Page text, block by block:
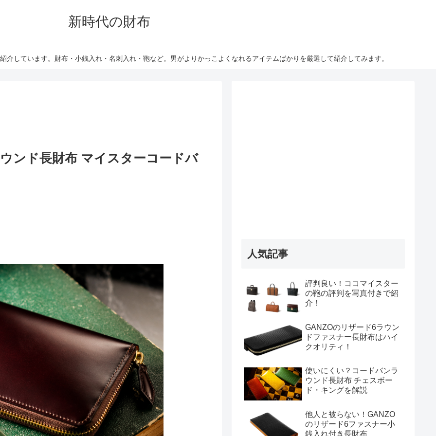
新時代の財布
介しています。財布・小銭入れ・名刺入れ・鞄など。男がよりかっこよくなれるアイテムばかりを厳選して紹介してみます。
ンド長財布 マイスターコードバ
人気記事
評判良い！ココマイスター
の鞄の評判を写真付きで紹
介！
GANZOのリザード6ラウン
ドファスナー長財布はハイ
クオリティ！
使いにくい？コードバンラ
ウンド長財布 チェスボー
ド・キングを解説
他人と被らない！GANZO
のリザード6ファスナー小
銭入れ付き長財布